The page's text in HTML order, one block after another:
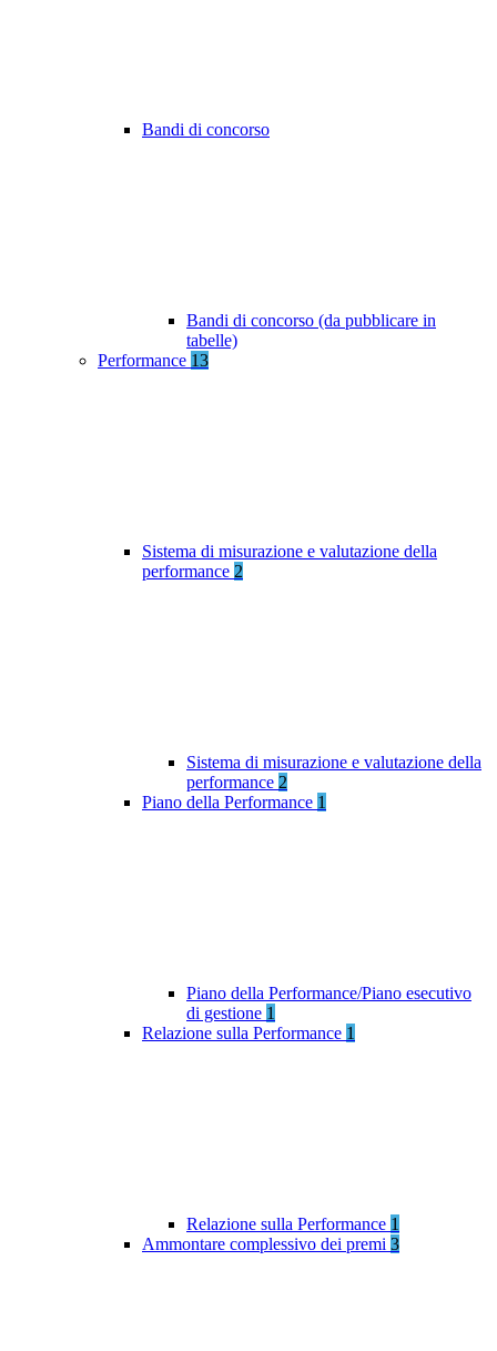
Bandi di concorso
Bandi di concorso (da pubblicare in
tabelle)
Performance 13
Sistema di misurazione e valutazione della
performance 2
Sistema di misurazione e valutazione della
performance 2
Piano della Performance 1
Piano della Performance/Piano esecutivo
di gestione 1
Relazione sulla Performance 1
Relazione sulla Performance 1
Ammontare complessivo dei premi 3